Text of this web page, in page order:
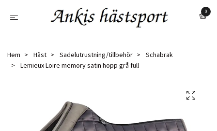
0
Hem Häst Sadelutrustning/tillbehör
Schabrak
Lemieux Loire memory satin hopp grå full